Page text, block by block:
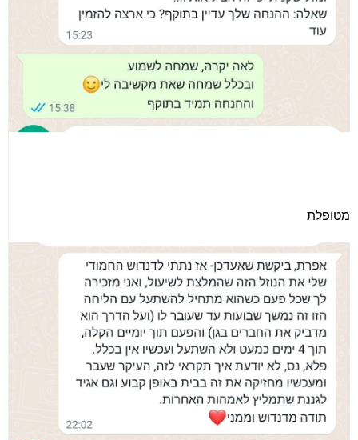
מטופלת